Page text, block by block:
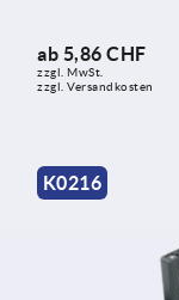
ab 5,86 CHF
zzgl. MwSt.
zzgl. Versandkosten
K0216